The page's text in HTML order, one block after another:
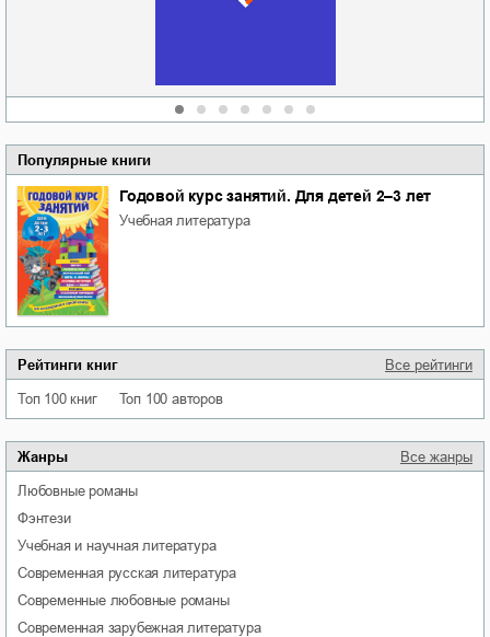
Популярные книги
Годовой курс занятий. Для детей 2–3 лет
учебная литература
Рейтинги книг Все рейтинги
Топ 100 книг Топ 100 авторов
Жанры Все жанры
любовные романы
фэнтези
учебная и научная литература
современная русская литература
современные любовные романы
современная зарубежная литература